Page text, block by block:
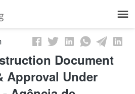
Document
Approval Under